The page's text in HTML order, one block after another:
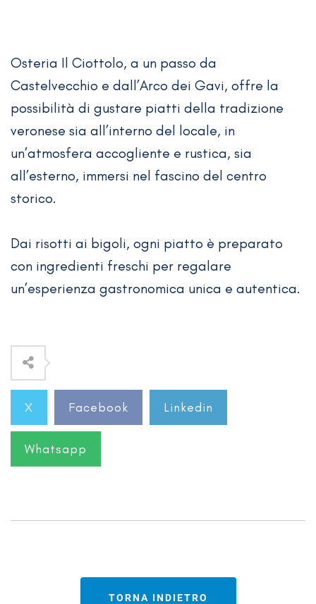
Osteria Il Ciottolo, a un passo da
Castelvecchio e dall’Arco dei Gavi, offre la
possibilità di gustare piatti della tradizione
veronese sia all’interno del locale, in
un’atmosfera accogliente e rustica, sia
all’esterno, immersi nel fascino del centro
storico.
Dai risotti ai bigoli, ogni piatto è preparato
con ingredienti freschi per regalare
un’esperienza gastronomica unica e autentica.
X Facebook Linkedin
Whatsapp
TORNA INDIETRO